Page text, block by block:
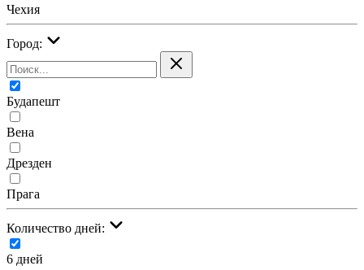
Чехия
Город:
Будапешт
Вена
Дрезден
Прага
Количество дней:
6 дней